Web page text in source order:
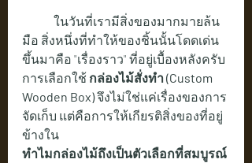
มือ สิ่งหนึ่งที่ทำให้ของชิ้นนั้นโดดเด่น
ขึ้นมาคือ "เรื่องราว" ที่อยู่เบื้องหลังครับ
การเลือกใช้ กล่องไม้สั่งทำ (Custom
Wooden Box) จึงไม่ใช่แค่เรื่องของการ
จัดเก็บ แต่คือการให้เกียรติสิ่งของที่อยู่
ข้างใน
ทำไมกล่องไม้ถึงเป็นตัวเลือกที่สมบูรณ์